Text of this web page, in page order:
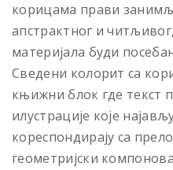
корицама прави
апстрактног и
материјала буди
Сведени колорит са
књижни блок где текст
илустрације које
кореспондирају са
геометријски